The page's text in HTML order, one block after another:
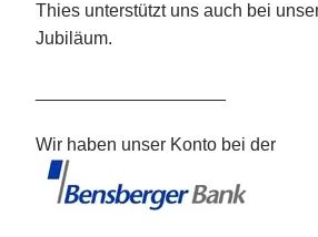
Thies unterstützt uns auch bei
Jubiläum.
Wir haben unser Konto bei der